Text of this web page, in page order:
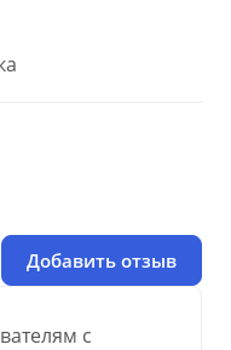
с
Добавить отзыв